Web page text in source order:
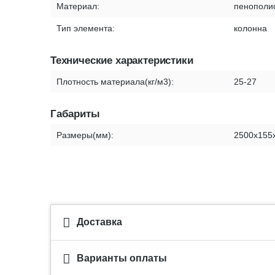
Материал:
Тип элемента: колонна
Технические характеристики
Плотность материала(кг/м3): 25-27
Габариты
Размеры(мм):
Доставка
Варианты оплаты